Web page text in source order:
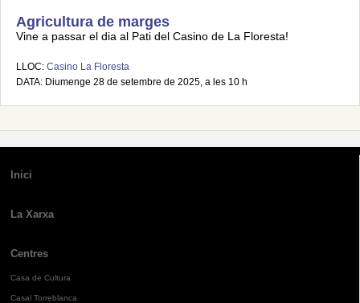
Agricultura de marges
Vine a passar el dia al Pati del Casino de La Floresta!
LLOC: Casino La Floresta
DATA: Diumenge 28 de setembre de 2025, a les 10 h
Inici
La Xarxa
Centres
Casa de Cultura
Casal Torreblanca